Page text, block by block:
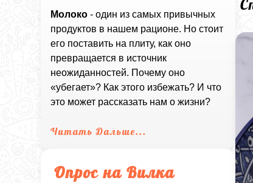
Молоко - один из самых привычных
продуктов в нашем рационе. Но стоит
его поставить на плиту, как оно
превращается в источник
неожиданностей. Почему оно
«убегает»? Как этого избежать? И что
это может рассказать нам о жизни?
Читать Дальше...
Опрос на Вилка